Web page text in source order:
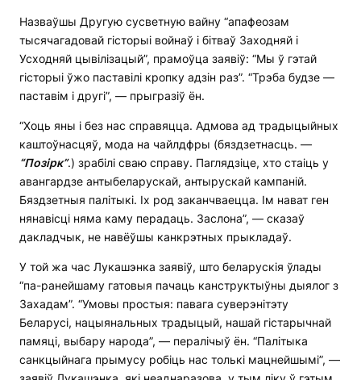
Назваўшы Другую сусветную вайну “апафеозам
тысячагадовай гісторыі войнаў і бітваў Заходняй і
Усходняй цывілізацый”, прамоўца заявіў: “Мы ў гэтай
гісторыі ўжо паставілі кропку адзін раз”. “Трэба будзе —
паставім і другі”, — прыгразіў ён.
“Хоць яны і без нас справяцца. Адмова ад традыцыйных
каштоўнасцяў, мода на чайлдфры (бяздзетнасць. —
“Позірк”.) зрабілі сваю справу. Паглядзіце, хто стаіць у
авангардзе антыбеларускай, антырускай кампаній.
Бяздзетныя палітыкі. Іх род заканчваецца. Ім нават ген
нянавісці няма каму перадаць. Заслона”, — сказаў
дакладчык, не навёўшы канкрэтных прыкладаў.
У той жа час Лукашэнка заявіў, што беларускія ўлады
“па-ранейшаму гатовыя пачаць канструктыўны дыялог з
Захадам”. “Умовы простыя: павага суверэнітэту
Беларусі, нацыянальных традыцый, нашай гістарычнай
памяці, выбару народа”, — пералічыў ён. “Палітыка
санкцыйнага прымусу робіць нас толькі мацнейшымі”, —